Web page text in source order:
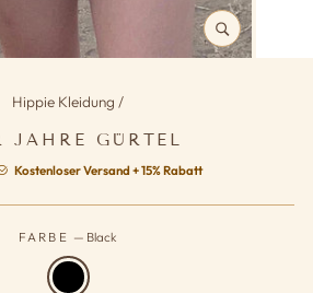
SCHLIESSEN (
ESC)
Hippie Kleidung /
JAHRE GÜRTEL
Kostenloser Versand + 15% Rabatt
FARBE — Black